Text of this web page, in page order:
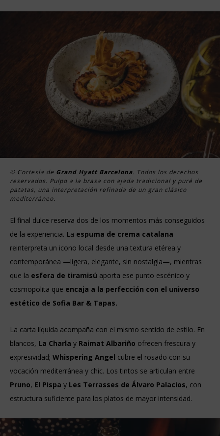
© Cortesía de Grand Hyatt Barcelona. Todos los derechos
reservados. Pulpo a la brasa con ajada tradicional y puré de
patatas, una interpretación refinada de un gran clásico
mediterráneo.
El final dulce reserva dos de los momentos más conseguidos
de la experiencia. La espuma de crema catalana
reinterpreta un icono local desde una textura etérea y
contemporánea —ligera, elegante, sin nostalgia—, mientras
que la esfera de tiramisú aporta ese punto escénico y
cosmopolita que encaja a la perfección con el universo
estético de Sofia Bar & Tapas.
La carta líquida acompaña con el mismo sentido de estilo. En
blancos, La Charla y Raimat Albariño ofrecen frescura y
expresividad; Whispering Angel cubre el rosado con su
vocación mediterránea y chic. Los tintos se articulan entre
Pruno, El Pispa y Les Terrasses de Álvaro Palacios, con
estructura suficiente para los platos de mayor intensidad.